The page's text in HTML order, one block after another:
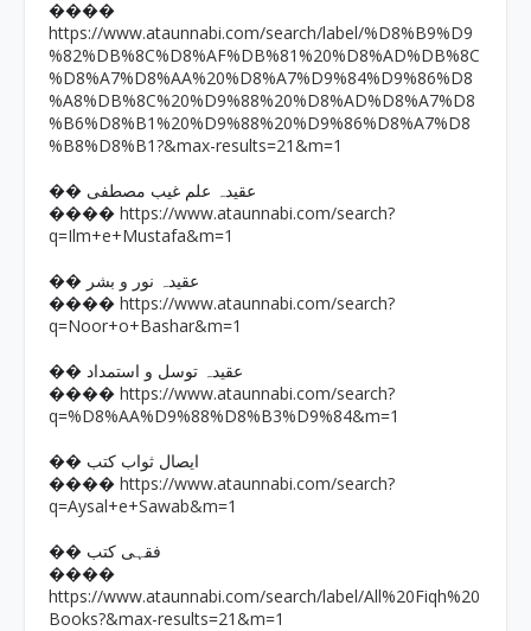
����
https://www.ataunnabi.com/search/label/%D8%B9%D9
%82%DB%8C%D8%AF%DB%81%20%D8%AD%DB%8C
%D8%A7%D8%AA%20%D8%A7%D9%84%D9%86%D8
%A8%DB%8C%20%D9%88%20%D8%AD%D8%A7%D8
%B6%D8%B1%20%D9%88%20%D9%86%D8%A7%D8
%B8%D8%B1?&max-results=21&m=1
�� عقیدہ علم غیب مصطفی
���� https://www.ataunnabi.com/search?
q=Ilm+e+Mustafa&m=1
�� عقیدہ نور و بشر
���� https://www.ataunnabi.com/search?
q=Noor+o+Bashar&m=1
�� عقیدہ توسل و استمداد
���� https://www.ataunnabi.com/search?
q=%D8%AA%D9%88%D8%B3%D9%84&m=1
�� ایصال ثواب کتب
���� https://www.ataunnabi.com/search?
q=Aysal+e+Sawab&m=1
�� فقہی کتب
����
https://www.ataunnabi.com/search/label/All%20Fiqh%20
Books?&max-results=21&m=1